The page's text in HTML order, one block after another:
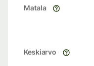
Matala
Keskiarvo